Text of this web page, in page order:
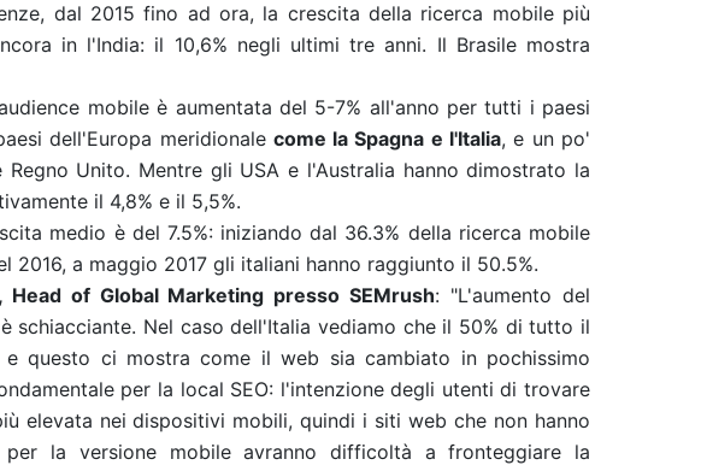
dal 2015 fino ad ora, la crescita della ricerca mobile più
in l'India: il 10,6% negli ultimi tre anni. Il Brasile mostra
mobile è aumentata del 5-7% all'anno per tutti i paesi
dell'Europa meridionale come la Spagna e l'Italia, e un po'
Regno Unito. Mentre gli USA e l'Australia hanno dimostrato la
il 4,8% e il 5,5%.
medio è del 7.5%: iniziando dal 36.3% della ricerca mobile
2016, a maggio 2017 gli italiani hanno raggiunto il 50.5%.
Head of Global Marketing presso SEMrush: "L'aumento del
schiacciante. Nel caso dell'Italia vediamo che il 50% di tutto il
questo ci mostra come il web sia cambiato in pochissimo
per la local SEO: l'intenzione degli utenti di trovare
elevata nei dispositivi mobili, quindi i siti web che non hanno
la versione mobile avranno difficoltà a fronteggiare la